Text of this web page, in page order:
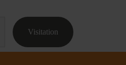
Visitation